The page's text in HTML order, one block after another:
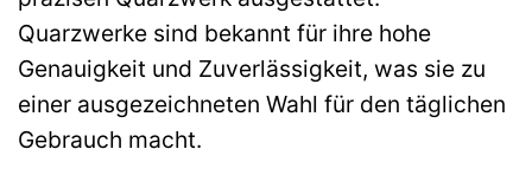
Quarzwerke sind bekannt für ihre hohe
Genauigkeit und Zuverlässigkeit, was sie zu
einer ausgezeichneten Wahl für den täglichen
Gebrauch macht.